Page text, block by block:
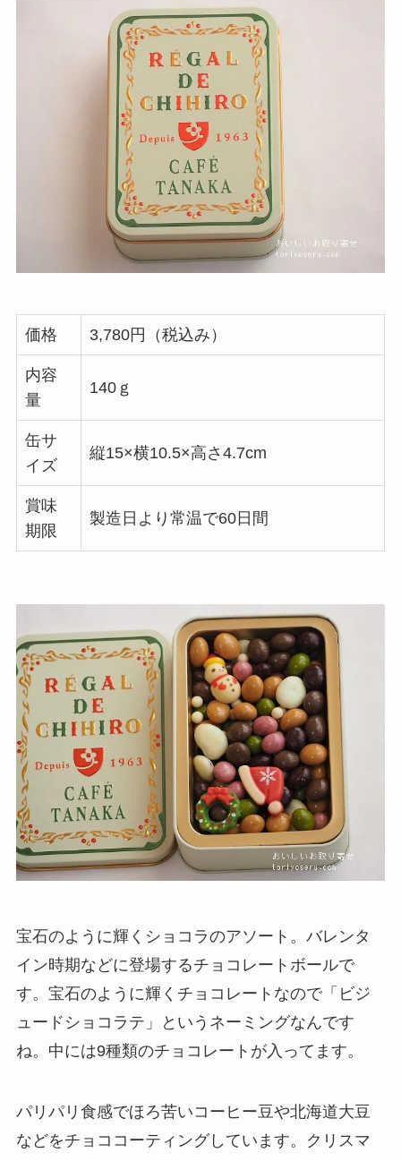
価格 3,780円（税込み）
内容
量
140ｇ
缶サ
イズ
縦15×横10.5×高さ4.7cm
賞味
期限
製造日より常温で60日間
宝石のように輝くショコラのアソート。バレンタ
イン時期などに登場するチョコレートボールで
す。宝石のように輝くチョコレートなので「ビジ
ュードショコラテ」というネーミングなんです
ね。中には9種類のチョコレートが入ってます。
パリパリ食感でほろ苦いコーヒー豆や北海道大豆
などをチョココーティングしています。クリスマ